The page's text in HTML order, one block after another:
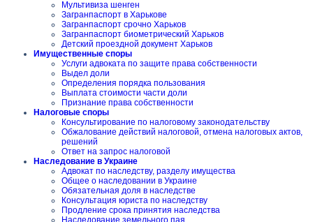
Мультивиза шенген
Загранпаспорт в Харькове
Загранпаспорт срочно Харьков
Загранпаспорт биометрический Харьков
Детский проездной документ Харьков
Имущественные споры
Услуги адвоката по защите права собственности
Выдел доли
Определения порядка пользования
Выплата стоимости части доли
Признание права собственности
Налоговые споры
Консультирование по налоговому законодательству
Обжалование действий налоговой, отмена налоговых актов,
решений
Ответ на запрос налоговой
Наследование в Украине
Адвокат по наследству, разделу имущества
Общее о наследовании в Украине
Обязательная доля в наследстве
Консультация юриста по наследству
Продление срока принятия наследства